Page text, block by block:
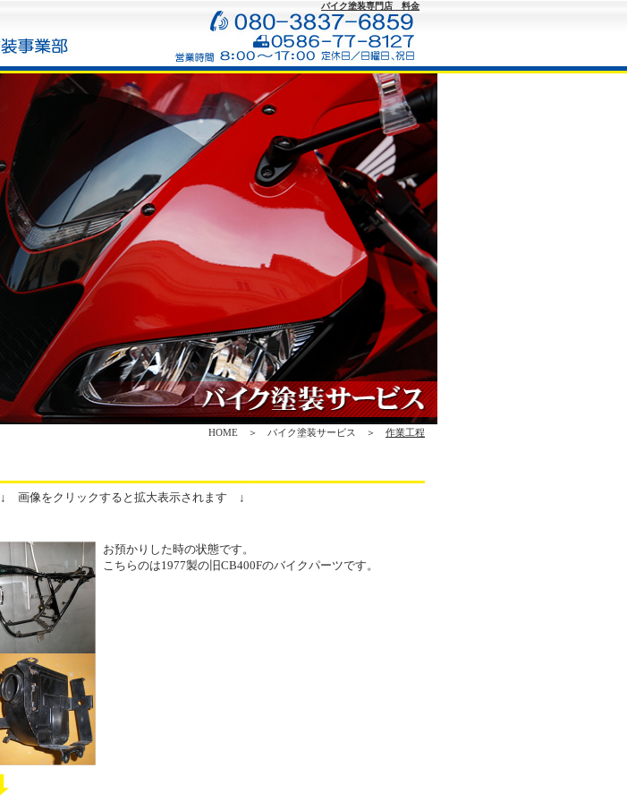
バイク塗装専門店 料金
HOME ＞ バイク塗装サービス ＞ 作業工程
↓ 画像をクリックすると拡大表示されます ↓
お預かりした時の状態です。
こちらのは1977製の旧CB400Fのバイクパーツです。